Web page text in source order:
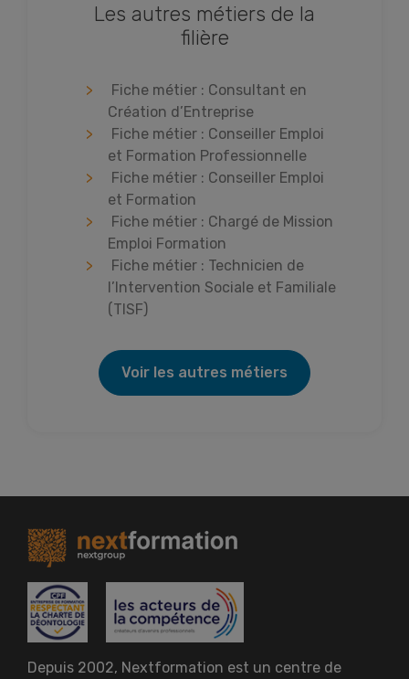
Les autres métiers de la
filière
Fiche métier : Consultant en
Création d’Entreprise
Fiche métier : Conseiller Emploi
et Formation Professionnelle
Fiche métier : Conseiller Emploi
et Formation
Fiche métier : Chargé de Mission
Emploi Formation
Fiche métier : Technicien de
l’Intervention Sociale et Familiale
(TISF)
Voir les autres métiers
Depuis 2002, Nextformation est un centre de